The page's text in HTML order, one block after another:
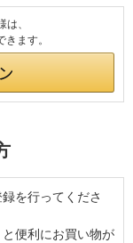
、
ます。
を行ってくださ
便利にお買い物が